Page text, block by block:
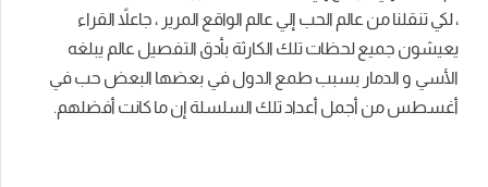
، لكي تنقلنا من عالم الحب إلي عالم الواقع المرير ، جاعلاً القراء
يعيشون جميع لحظات تلك الكارثة بأدق التفصيل عالم يبلغه
الأسي و الدمار بسبب طمع الدول في بعضها البعض حب في
أغسطس من أجمل أعداد تلك السلسلة إن ما كانت أفضلهم.